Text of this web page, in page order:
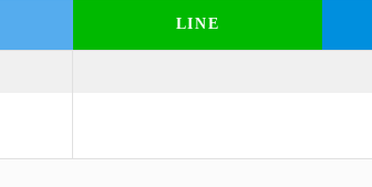
LINE